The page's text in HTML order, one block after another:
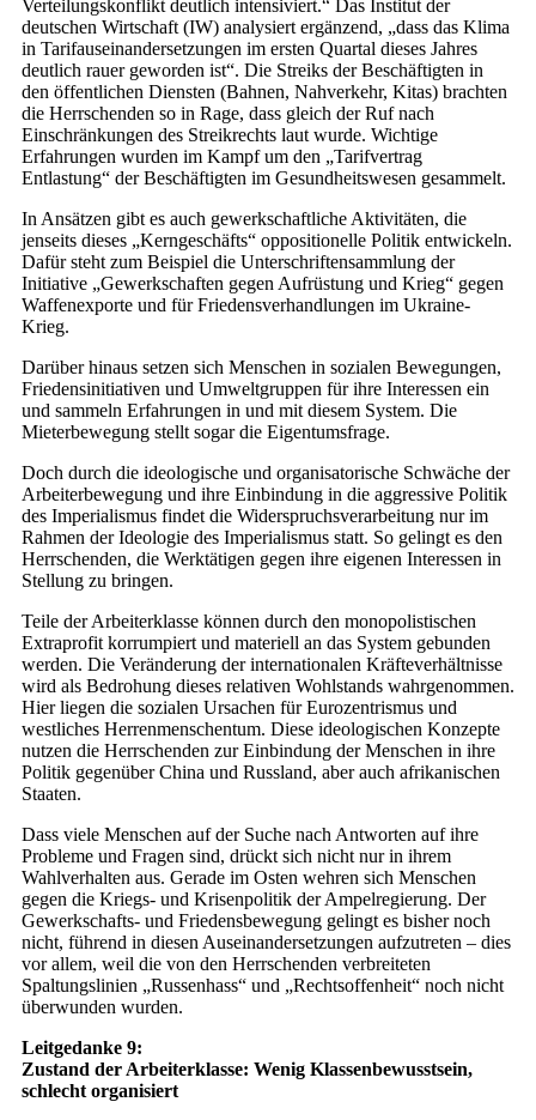
Verteilungskonflikt deutlich intensiviert.“ Das Institut der
deutschen Wirtschaft (IW) analysiert ergänzend, „dass das Klima
in Tarifauseinandersetzungen im ersten Quartal dieses Jahres
deutlich rauer geworden ist“. Die Streiks der Beschäftigten in
den öffentlichen Diensten (Bahnen, Nahverkehr, Kitas) brachten
die Herrschenden so in Rage, dass gleich der Ruf nach
Einschränkungen des Streikrechts laut wurde. Wichtige
Erfahrungen wurden im Kampf um den „Tarifvertrag
Entlastung“ der Beschäftigten im Gesundheitswesen gesammelt.
In Ansätzen gibt es auch gewerkschaftliche Aktivitäten, die
jenseits dieses „Kerngeschäfts“ oppositionelle Politik entwickeln.
Dafür steht zum Beispiel die Unterschriftensammlung der
Initiative „Gewerkschaften gegen Aufrüstung und Krieg“ gegen
Waffenexporte und für Friedensverhandlungen im Ukraine-
Krieg.
Darüber hinaus setzen sich Menschen in sozialen Bewegungen,
Friedensinitiativen und Umweltgruppen für ihre Interessen ein
und sammeln Erfahrungen in und mit diesem System. Die
Mieterbewegung stellt sogar die Eigentumsfrage.
Doch durch die ideologische und organisatorische Schwäche der
Arbeiterbewegung und ihre Einbindung in die aggressive Politik
des Imperialismus findet die Widerspruchsverarbeitung nur im
Rahmen der Ideologie des Imperialismus statt. So gelingt es den
Herrschenden, die Werktätigen gegen ihre eigenen Interessen in
Stellung zu bringen.
Teile der Arbeiterklasse können durch den monopolistischen
Extraprofit korrumpiert und materiell an das System gebunden
werden. Die Veränderung der internationalen Kräfteverhältnisse
wird als Bedrohung dieses relativen Wohlstands wahrgenommen.
Hier liegen die sozialen Ursachen für Eurozentrismus und
westliches Herrenmenschentum. Diese ideologischen Konzepte
nutzen die Herrschenden zur Einbindung der Menschen in ihre
Politik gegenüber China und Russland, aber auch afrikanischen
Staaten.
Dass viele Menschen auf der Suche nach Antworten auf ihre
Probleme und Fragen sind, drückt sich nicht nur in ihrem
Wahlverhalten aus. Gerade im Osten wehren sich Menschen
gegen die Kriegs- und Krisenpolitik der Ampelregierung. Der
Gewerkschafts- und Friedensbewegung gelingt es bisher noch
nicht, führend in diesen Auseinandersetzungen aufzutreten – dies
vor allem, weil die von den Herrschenden verbreiteten
Spaltungslinien „Russenhass“ und „Rechtsoffenheit“ noch nicht
überwunden wurden.
Leitgedanke 9:
Zustand der Arbeiterklasse: Wenig Klassenbewusstsein,
schlecht organisiert